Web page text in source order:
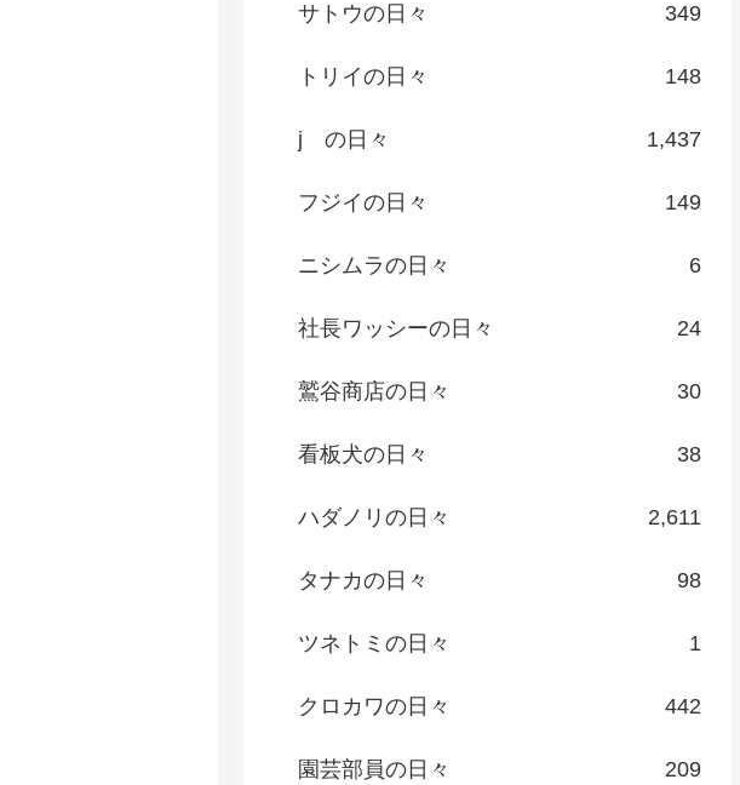
サトウの日々 349
トリイの日々 148
j の日々 1,437
フジイの日々 149
ニシムラの日々 6
社長ワッシーの日々 24
鷲谷商店の日々 30
看板犬の日々 38
ハダノリの日々 2,611
タナカの日々 98
ツネトミの日々 1
クロカワの日々 442
園芸部員の日々 209